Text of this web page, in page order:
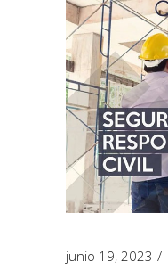
junio 19, 2023